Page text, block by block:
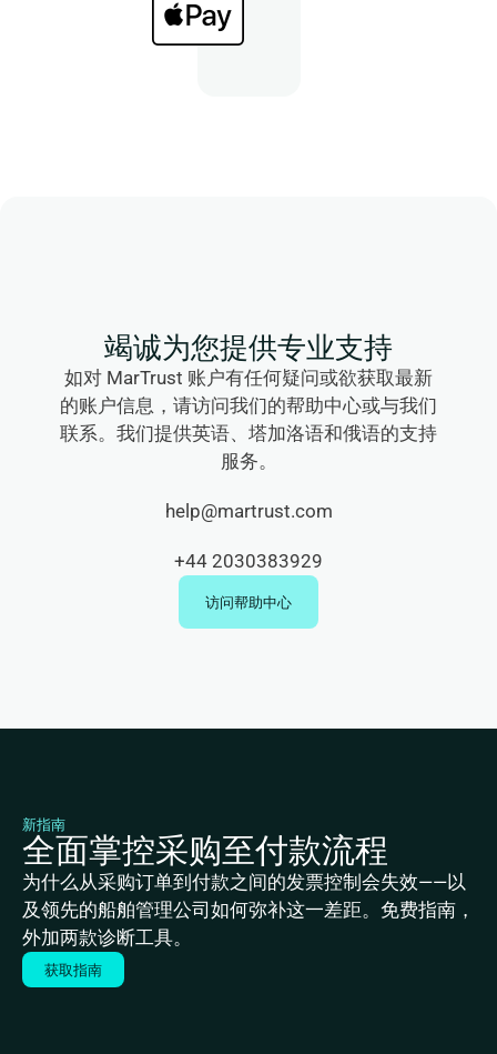
竭诚为您提供专业支持
如对 MarTrust 账户有任何疑问或欲获取最新
的账户信息，请访问我们的帮助中心或与我们
联系。我们提供英语、塔加洛语和俄语的支持
服务。
help@martrust.com
+44 2030383929
访问帮助中心
新指南
全面掌控采购至付款流程
为什么从采购订单到付款之间的发票控制会失效——以
及领先的船舶管理公司如何弥补这一差距。免费指南，
外加两款诊断工具。
获取指南